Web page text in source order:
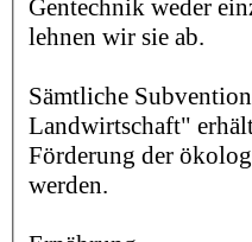
Gentechnik weder
lehnen wir sie ab.
Sämtliche
Landwirtschaft"
Förderung der
werden.